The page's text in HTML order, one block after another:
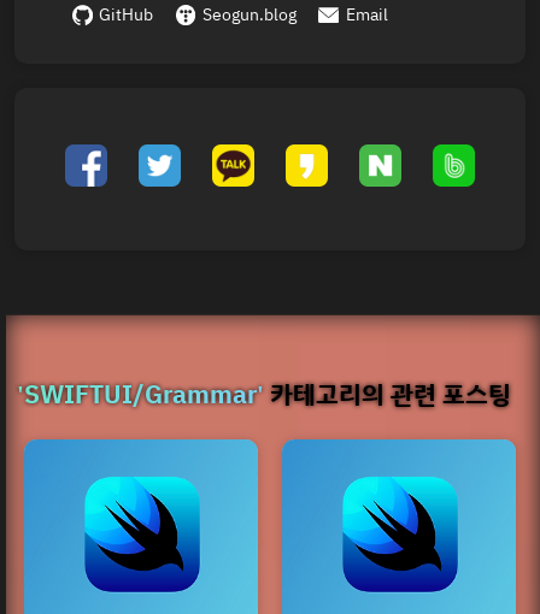
GitHub
Seogun.blog Email
'SWIFTUI/Grammar'카테고리의 관련 포스팅